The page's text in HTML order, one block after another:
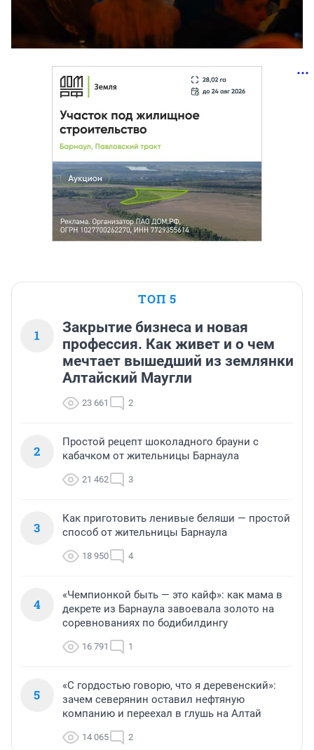
ТОП 5
1
Закрытие бизнеса и новая
профессия. Как живет и о чем
мечтает вышедший из землянки
Алтайский Маугли
23 661 2
2
Простой рецепт шоколадного брауни с
кабачком от жительницы Барнаула
21 462 3
3
Как приготовить ленивые беляши — простой
способ от жительницы Барнаула
18 950 4
4
«Чемпионкой быть — это кайф»: как мама в
декрете из Барнаула завоевала золото на
соревнованиях по бодибилдингу
16 791 1
5
«С гордостью говорю, что я деревенский»:
зачем северянин оставил нефтяную
компанию и переехал в глушь на Алтай
14 065 2